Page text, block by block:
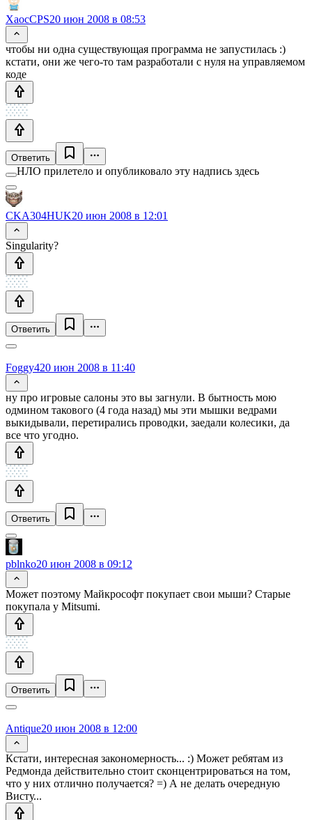
XaocCPS20 июн 2008 в 08:53
чтобы ни одна существующая программа не запустилась :)
кстати, они же чего-то там разработали с нуля на управляемом
коде
Ответить
НЛО прилетело и опубликовало эту надпись здесь
CKA304HUK20 июн 2008 в 12:01
Singularity?
Ответить
Foggy420 июн 2008 в 11:40
ну про игровые салоны это вы загнули. В бытность мою
одмином такового (4 года назад) мы эти мышки ведрами
выкидывали, перетирались проводки, заедали колесики, да
все что угодно.
Ответить
pblnko20 июн 2008 в 09:12
Может поэтому Майкрософт покупает свои мыши? Старые
покупала у Mitsumi.
Ответить
Antique20 июн 2008 в 12:00
Кстати, интересная закономерность... :) Может ребятам из
Редмонда действительно стоит сконцентрироваться на том,
что у них отлично получается? =) А не делать очередную
Висту...